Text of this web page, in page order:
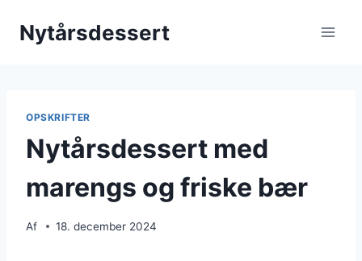
Nytårsdessert
OPSKRIFTER
Nytårsdessert med
marengs og friske bær
Af 18. december 2024